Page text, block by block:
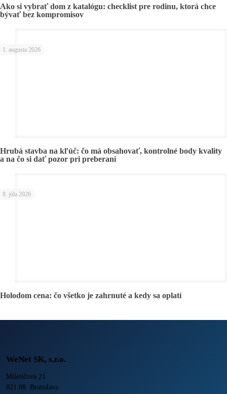
Ako si vybrať dom z katalógu: checklist pre rodinu, ktorá chce
bývať bez kompromisov
1. augusta 2026
Hrubá stavba na kľúč: čo má obsahovať, kontrolné body kvality
a na čo si dať pozor pri preberaní
8. júla 2026
Holodom cena: čo všetko je zahrnuté a kedy sa oplatí
WeNet SK, s.r.o.
Miletičova 21
821 08 Bratislava